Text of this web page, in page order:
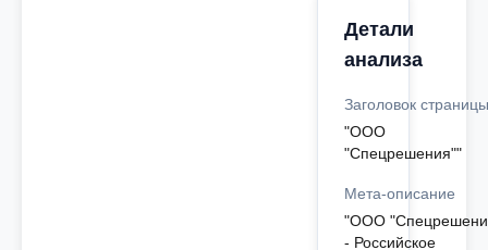
Детали
анализа
Заголовок страницы
"ООО
"Спецрешения""
Мета-описание
"ООО
- Российское